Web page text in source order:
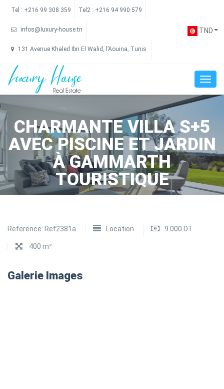
Tel : +216 99 308 359 Tel2 : +216 94 990 579
infos@luxury-house.tn
131 Avenue Khaled Ibn El Walid, l’Aouina, Tunis.
TND
CHARMANTE VILLA S+5
AVEC PISCINE ET JARDIN
À GAMMARTH
TOURISTIQUE
Reference: Ref2381a Location 9 000 DT
400 m²
Galerie Images